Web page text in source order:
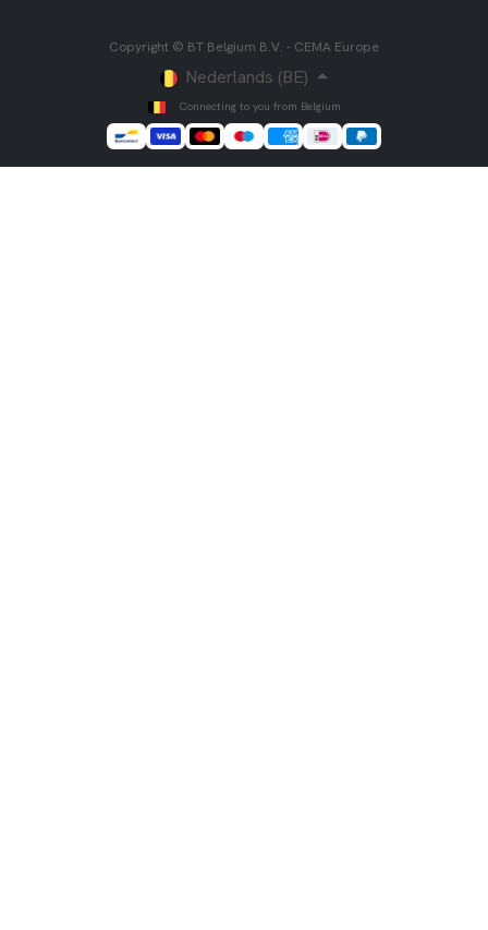
Copyright © BT Belgium B.V. - CEMA Europe
Nederlands (BE)
Connecting to you from Belgium